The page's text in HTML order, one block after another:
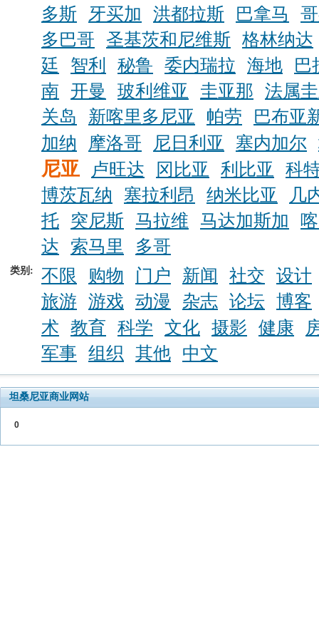
多斯
牙买加 洪都拉斯 巴拿马
多巴哥
圣基茨和尼维斯 格林纳达
廷
智利 秘鲁 委内瑞拉 海地
巴
南
开曼 玻利维亚 圭亚那
法属
关岛
新喀里多尼亚 帕劳
巴布亚
加纳
摩洛哥 尼日利亚 塞内加尔
尼亚 卢旺达 冈比亚 利比亚
科
博茨瓦纳
塞拉利昂 纳米比亚
几
托
突尼斯 马拉维 马达加斯加
达
索马里 多哥
类别: 不限 购物 门户 新闻 社交
设计
旅游
游戏 动漫 杂志 论坛 博客
术
教育 科学 文化 摄影 健康
军事
组织 其他 中文
坦桑尼亚商业网站
0